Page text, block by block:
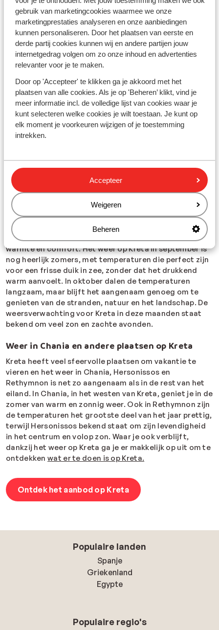
gebruik van marketingcookies waarmee we onze
marketingprestaties analyseren en onze aanbiedingen
kunnen personaliseren. Door het plaatsen van eerste en
derde partij cookies kunnen wij en andere partijen jouw
internetgedrag volgen om zo onze inhoud en advertenties
relevanter voor je te maken.
Door op 'Accepteer' te klikken ga je akkoord met het
plaatsen van alle cookies. Als je op 'Beheren’ klikt, vind je
meer informatie incl. de volledige lijst van cookies waar je
kunt selecteren welke cookies je wilt toestaan. Je kunt op
elk moment je voorkeuren wijzigen of je toestemming
intrekken.
Accepteer
Weigeren
Beheren
waardoor je volop geniet van het strand, de natuur en
de Griekse sfeer. Van de warme zomer tot de milde
periodes ervoor en erna: Kreta is een bestemming waar
de zon vaak aanwezig is.
Weer op Kreta in april en mei
Voor wie houdt van aangename temperaturen en
rustiger reist, zijn april en mei fijne maanden om Kreta
te bezoeken. Inapril laat de lente zich zien en is het
weer op Kreta mild, met temperaturen rond de 20 tot
22 graden. Ideaal voor wandelen, sightseeing en
culturele uitstappen. In
de echte zomerhitte begint. Ook de watertemperatuur
op Kreta is in mei al prettig voor een verfrissende duik
in zee.
Weer op Kreta in september en oktober
September
zijn ideale maanden om Kreta te
bezoeken als je houdt van een fijne balans tussen
warmte en comfort. Het weer op Kreta in september is
nog heerlijk zomers, met temperaturen die perfect zijn
voor een frisse duik in zee, zonder dat het drukkend
warm aanvoelt. In oktober dalen de temperaturen
langzaam, maar blijft het aangenaam genoeg om te
genieten van de stranden, natuur en het landschap. De
weersverwachting voor Kreta in deze maanden staat
bekend om veel zon en zachte avonden.
Weer in Chania en andere plaatsen op Kreta
Kreta heeft veel sfeervolle plaatsen om vakantie te
vieren en het weer in Chania, Hersonissos en
Rethymnon is net zo aangenaam als in de rest van het
eiland. In Chania, in het westen van Kreta, geniet je in de
zomer van warm en zonnig weer. Ook in Rethymnon zijn
de temperaturen het grootste deel van het jaar prettig,
terwijl Hersonissos bekend staat om zijn levendigheid
in het centrum en volop zon. Waar je ook verblijft,
dankzij het weer op Kreta ga je er makkelijk op uit om te
ontdekkenwat er te doen is op Kreta.
Ontdek het aanbod op Kreta
Populaire landen
Spanje
Griekenland
Egypte
Populaire regio's